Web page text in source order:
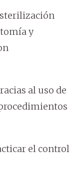
y
al uso de
el control